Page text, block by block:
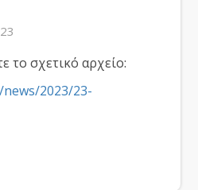
το σχετικό αρχείο:
2023/23-